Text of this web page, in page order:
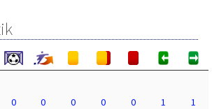
0 0 0 0 0 1
1